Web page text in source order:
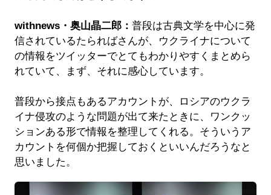
withnews・奥山晶二郎： 普段は古典文学を中心に発
信されているたらればさんが、ウクライナについて
の情報をツイッターでとてもわかりやすくまとめら
れていて、まず、それに感心しています。
普段から接点もあるアカウントが、ロシアのウクラ
イナ侵攻のような問題が出て来たときに、ワンクッ
ションある形で情報を整理してくれる。そういうア
カウントを何個か把握しておくといいんだろうなと
思いました。